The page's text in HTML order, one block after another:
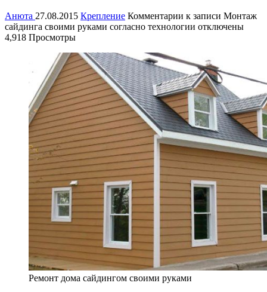
Анюта 27.08.2015 Крепление Комментарии к записи Монтаж
сайдинга своими руками согласно технологии отключены
4,918 Просмотры
Ремонт дома сайдингом своими руками